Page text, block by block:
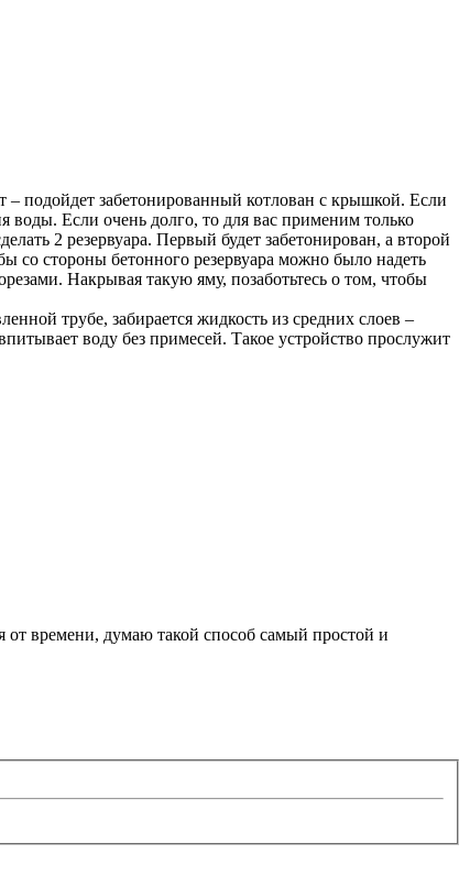
– подойдет забетонированный котлован с крышкой. Если
воды. Если очень долго, то для вас применим только
2 резервуара. Первый будет забетонирован, а второй
со стороны бетонного резервуара можно было надеть
Накрывая такую яму, позаботьтесь о том, чтобы
трубе, забирается жидкость из средних слоев –
воду без примесей. Такое устройство прослужит
времени, думаю такой способ самый простой и